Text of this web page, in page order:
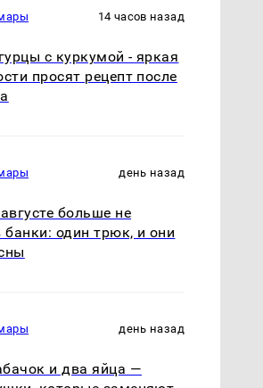
14 часов назад
с куркумой - яркая
просят рецепт после
день назад
больше не
один трюк, и они
день назад
и два яйца —